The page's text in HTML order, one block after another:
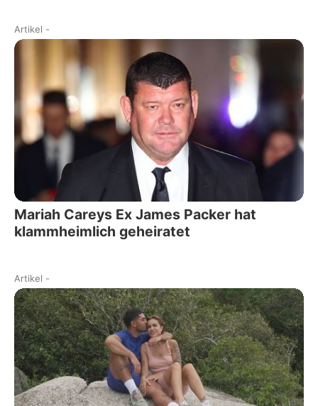
Artikel -
Mariah Careys Ex James Packer hat
klammheimlich geheiratet
Artikel -